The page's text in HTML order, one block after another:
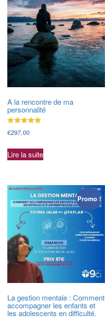
A la rencontre de ma
personnalité
Note
5.00
€297,00
Lire la suite
Promo !
La gestion mentale : Comment
accompagner les enfants et
les adolescents en difficulté.